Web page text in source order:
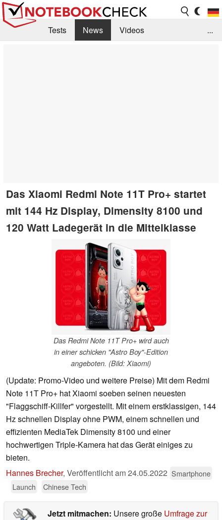
Tests News
Videos
...
Das Xiaomi Redmi Note 11T Pro+ startet
mit 144 Hz Display, Dimensity 8100 und
120 Watt Ladegerät in die Mittelklasse
Das Redmi Note 11T Pro+ wird auch
in einer schicken "Astro Boy"-Edition
angeboten. (Bild: Xiaomi)
(Update: Promo-Video und weitere Preise) Mit dem Redmi
Note 11T Pro+ hat Xiaomi soeben seinen neuesten
"Flaggschiff-Killfer" vorgestellt. Mit einem erstklassigen, 144
Hz schnellen Display ohne PWM, einem schnellen und
effizienten MediaTek Dimensity 8100 und einer
hochwertigen Triple-Kamera hat das Gerät einiges zu
bieten.
Hannes Brecher, Veröffentlicht am24.05.2022 Smartphone
Launch
Chinese Tech
Jetzt mitmachen: Unsere große Umfrage zur